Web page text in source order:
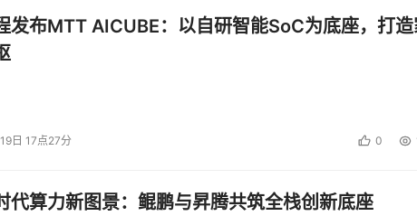
方法要简单得多。NSC55 具有的经济型带宽、可用性和连接能
过推出其交叉式交换结构，从根本上改变了高端领域的动态特
的共享结构，作为赶上日立数据的最后选择。现在，通过推出
在一个模块化的机架式外壳中引入同样经过千锤百炼的结构，
当竞争者竭尽全力更新其过时的模块化存储产品时，日立数据已
发布MTT AICUBE：以自研智能SoC为底座，打
日 17点27分 0
代算力新图景：鲲鹏与昇腾共筑全栈创新底座